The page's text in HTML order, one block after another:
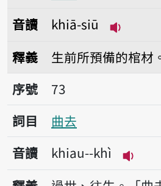
音讀
khiā-siū
釋義
生前所預備的棺材
序號73曲去
序號
73
詞目
曲去
音讀
khiau--khì
播放